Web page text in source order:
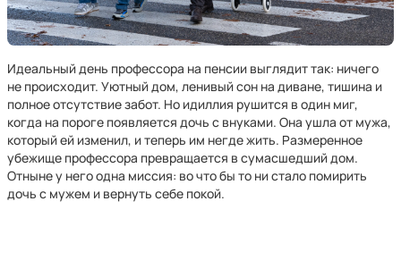
Идеальный день профессора на пенсии выглядит так: ничего
не происходит. Уютный дом, ленивый сон на диване, тишина и
полное отсутствие забот. Но идиллия рушится в один миг,
когда на пороге появляется дочь с внуками. Она ушла от мужа,
который ей изменил, и теперь им негде жить. Размеренное
убежище профессора превращается в сумасшедший дом.
Отныне у него одна миссия: во что бы то ни стало помирить
дочь с мужем и вернуть себе покой.